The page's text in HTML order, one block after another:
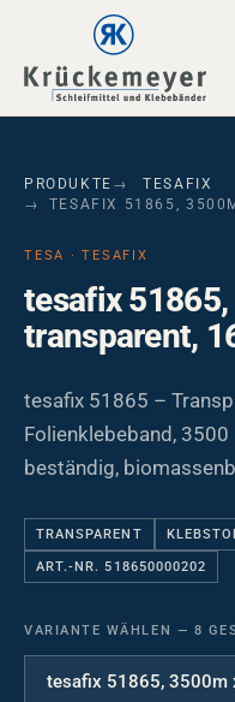
Skip to main navigation
Skip to main content
Skip to page footer
PRODUKTE
TESAFIX
TESAFIX 51865,
TESA · TESAFIX
tesafix
transparent,
tesafix 51865 –
Folienklebeband,
beständig,
TRANSPARENT
ART.-NR. 518650000202
VARIANTE WÄHLEN — 8